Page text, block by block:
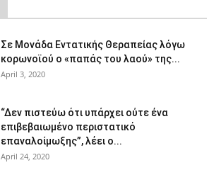
Σε Μονάδα Εντατικής Θεραπείας λόγω
κορωνοϊού ο «παπάς του λαού» της...
April 3, 2020
“Δεν πιστεύω ότι υπάρχει ούτε ένα
επιβεβαιωμένο περιστατικό
επαναλοίμωξης”, λέει ο...
April 24, 2020